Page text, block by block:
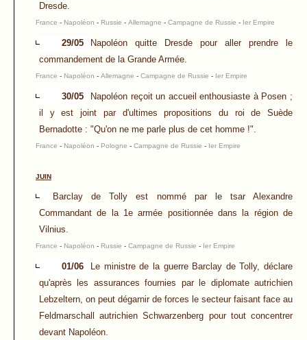
Dresde.
France - Napoléon - Russie - Allemagne - Campagne de Russie - Ier Empire
29/05
Napoléon quitte Dresde pour aller prendre le
commandement de la Grande Armée.
France - Napoléon - Allemagne - Campagne de Russie - Ier Empire
30/05
Napoléon reçoit un accueil enthousiaste à Posen ;
il y est joint par d'ultimes propositions du roi de Suède
Bernadotte : "Qu'on ne me parle plus de cet homme !".
France - Napoléon - Pologne - Campagne de Russie - Ier Empire
JUIN
Barclay de Tolly est nommé par le tsar Alexandre
Commandant de la 1e armée positionnée dans la région de
Vilnius.
France - Napoléon - Russie - Campagne de Russie - Ier Empire
01/06
Le ministre de la guerre Barclay de Tolly, déclare
qu'après les assurances fournies par le diplomate autrichien
Lebzeltern, on peut dégarnir de forces le secteur faisant face au
Feldmarschall autrichien Schwarzenberg pour tout concentrer
devant Napoléon.